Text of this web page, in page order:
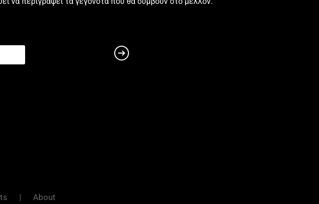
επτα λυχνιας τας χρυσας οι επτα αστερες αγγελοι
αυτου ο περιπατων εν μεσω των επτα λυχνιων των
και επειρασω τους φασκοντας ειναι
διστομον την οξειαν13 οιδα τα εργα σου και που
εν ταις ημεραις εν αις αντιπας ο μαρτυς μου ο
| About